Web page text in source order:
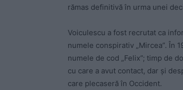
rămas definitivă în urma unei
Voiculescu a fost recrutat ca
numele conspirativ „Mircea”. În
numele de cod „Felix”; timp de
cu care a avut contact, dar și
care plecaseră în Occident.